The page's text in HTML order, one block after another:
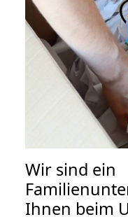
Wir sind ein
Ihnen beim